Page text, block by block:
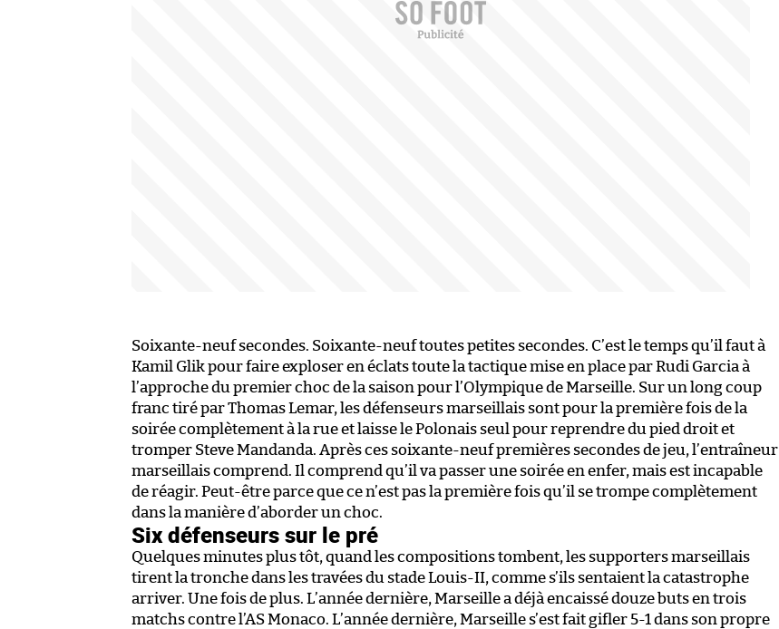
Soixante-neuf secondes. Soixante-neuf toutes petites secondes. C’est le temps qu’il faut à
Kamil Glik pour faire exploser en éclats toute la tactique mise en place par Rudi Garcia à
l’approche du premier choc de la saison pour l’Olympique de Marseille. Sur un long coup
franc tiré par Thomas Lemar, les défenseurs marseillais sont pour la première fois de la
soirée complètement à la rue et laisse le Polonais seul pour reprendre du pied droit et
tromper Steve Mandanda. Après ces soixante-neuf premières secondes de jeu, l’entraîneur
marseillais comprend. Il comprend qu’il va passer une soirée en enfer, mais est incapable
de réagir. Peut-être parce que ce n’est pas la première fois qu’il se trompe complètement
dans la manière d’aborder un choc.
Six défenseurs sur le pré
Quelques minutes plus tôt, quand les compositions tombent, les supporters marseillais
tirent la tronche dans les travées du stade Louis-II, comme s’ils sentaient la catastrophe
arriver. Une fois de plus. L’année dernière, Marseille a déjà encaissé douze buts en trois
matchs contre l’AS Monaco. L’année dernière, Marseille s’est fait gifler 5-1 dans son propre